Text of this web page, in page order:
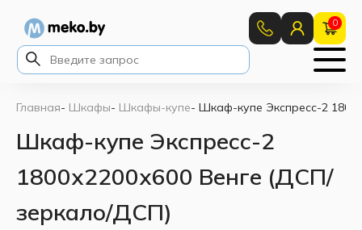
0
Главная- Шкафы- Шкафы-купе- Шкаф-купе Экспресс-2
Шкаф-купе Экспресс-2
1800х2200х600 Венге (ДСП/
зеркало/ДСП)